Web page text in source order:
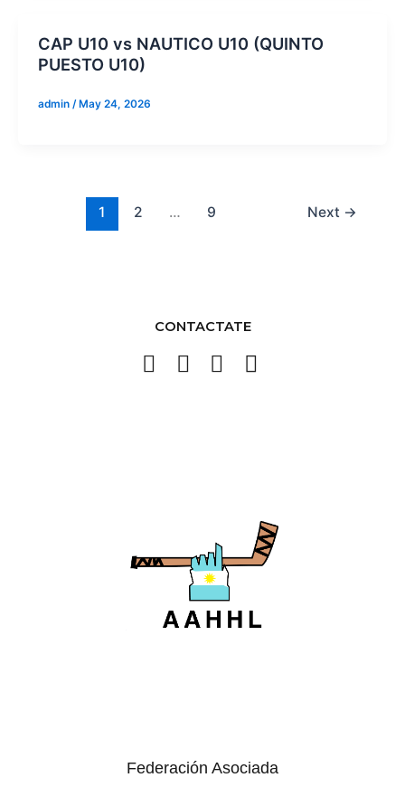
CAP U10 vs NAUTICO U10 (QUINTO
PUESTO U10)
admin /May 24, 2026
1 2 … 9 Next →
CONTACTATE
Federación Asociada